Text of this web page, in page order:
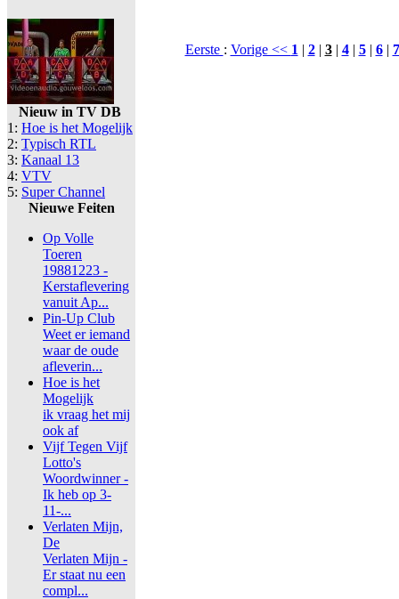
Nieuw in TV DB
1: Hoe is het Mogelijk
2: Typisch RTL
3: Kanaal 13
4: VTV
5: Super Channel
Nieuwe Feiten
Op Volle
Toeren
19881223 -
Kerstaflevering
vanuit Ap...
Pin-Up Club
Weet er iemand
waar de oude
afleverin...
Hoe is het
Mogelijk
ik vraag het mij
ook af
Vijf Tegen Vijf
Lotto's
Woordwinner -
Ik heb op 3-
11-...
Verlaten Mijn,
De
Verlaten Mijn -
Er staat nu een
compl...
Eerste : Vorige << 1 | 2| 3| 4| 5| 6| 7